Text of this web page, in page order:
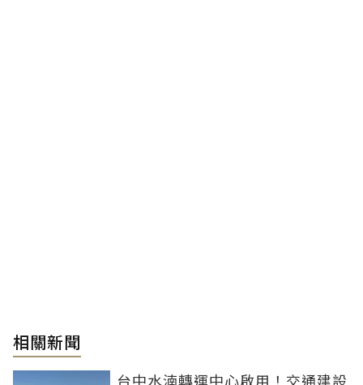
相關新聞
台中水湳轉運中心啟用！交通建設